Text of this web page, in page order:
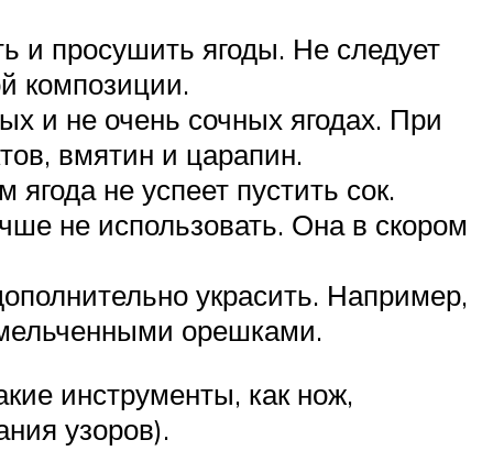
и просушить ягоды. Не следует
композиции.
и не очень сочных ягодах. При
вмятин и царапин.
не успеет пустить сок.
не использовать. Она в скором
украсить. Например,
орешками.
инструменты, как нож,
узоров).